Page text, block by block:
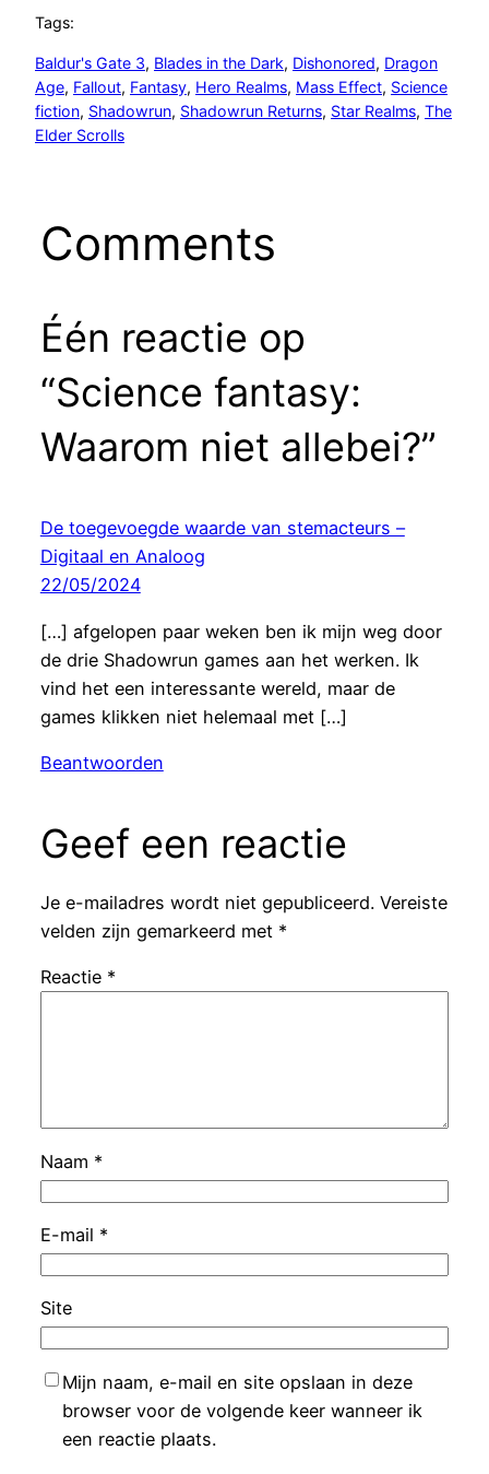
Tags:
Baldur's Gate 3, Blades in the Dark, Dishonored, Dragon
Age, Fallout, Fantasy, Hero Realms, Mass Effect, Science
fiction, Shadowrun, Shadowrun Returns, Star Realms, The
Elder Scrolls
Comments
Één reactie op
“Science fantasy:
Waarom niet allebei?”
De toegevoegde waarde van stemacteurs –
Digitaal en Analoog
22/05/2024
[…] afgelopen paar weken ben ik mijn weg door
de drie Shadowrun games aan het werken. Ik
vind het een interessante wereld, maar de
games klikken niet helemaal met […]
Beantwoorden
Geef een reactie
Je e-mailadres wordt niet gepubliceerd. Vereiste
velden zijn gemarkeerd met *
Reactie *
Naam *
E-mail *
Site
Mijn naam, e-mail en site opslaan in deze
browser voor de volgende keer wanneer ik
een reactie plaats.